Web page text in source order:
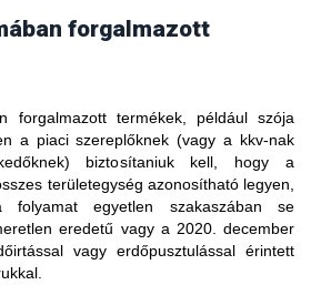
forgalmazott
forgalmazott termékek, például szója
a piaci szereplőknek (vagy a kkv-nak
biztosítaniuk kell, hogy a
területegység azonosítható legyen,
egyetlen szakaszában se
eredetű vagy a 2020. december
vagy erdőpusztulással érintett
rendszeresen, a piaci szereplőnek
helyéről. Ez biztosítja, hogy az
tárolt áruk egy részét leürítik, ez
úgy, hogy nyilatkoznak a silóba
áru földrajzi helyzetéről, legalább a
200%-áig, feltéve, hogy a silóban az
ki (FIFO) rendszer működik, tehát a
sorrendben történik.